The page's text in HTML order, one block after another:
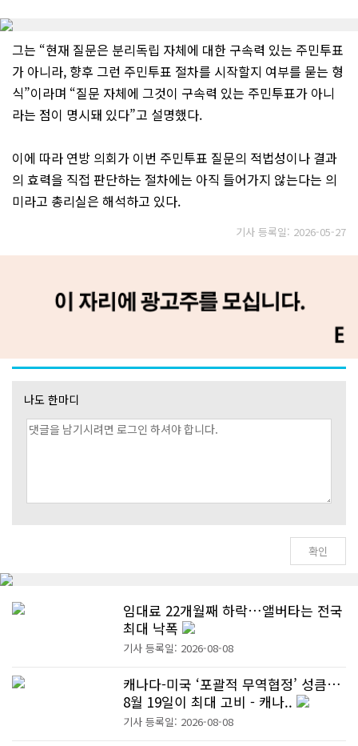
그는 “현재 질문은 분리독립 자체에 대한 구속력 있는 주민투표
가 아니라, 향후 그런 주민투표 절차를 시작할지 여부를 묻는 형
식”이라며 “질문 자체에 그것이 구속력 있는 주민투표가 아니
라는 점이 명시돼 있다”고 설명했다.
이에 따라 연방 의회가 이번 주민투표 질문의 적법성이나 결과
의 효력을 직접 판단하는 절차에는 아직 들어가지 않는다는 의
미라고 총리실은 해석하고 있다.
기사 등록일: 2026-05-27
나도 한마디
임대료 22개월째 하락…앨버타는 전국
최대 낙폭
기사 등록일: 2026-08-08
캐나다-미국 ‘포괄적 무역협정’ 성큼…
8월 19일이 최대 고비 - 캐나..
기사 등록일: 2026-08-08